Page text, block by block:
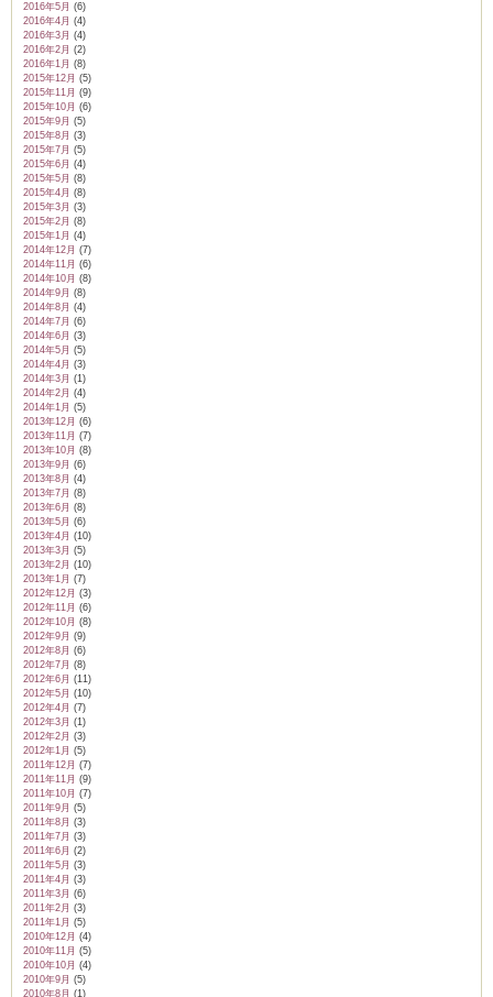
2016年5月 (6)
2016年4月 (4)
2016年3月 (4)
2016年2月 (2)
2016年1月 (8)
2015年12月 (5)
2015年11月 (9)
2015年10月 (6)
2015年9月 (5)
2015年8月 (3)
2015年7月 (5)
2015年6月 (4)
2015年5月 (8)
2015年4月 (8)
2015年3月 (3)
2015年2月 (8)
2015年1月 (4)
2014年12月 (7)
2014年11月 (6)
2014年10月 (8)
2014年9月 (8)
2014年8月 (4)
2014年7月 (6)
2014年6月 (3)
2014年5月 (5)
2014年4月 (3)
2014年3月 (1)
2014年2月 (4)
2014年1月 (5)
2013年12月 (6)
2013年11月 (7)
2013年10月 (8)
2013年9月 (6)
2013年8月 (4)
2013年7月 (8)
2013年6月 (8)
2013年5月 (6)
2013年4月 (10)
2013年3月 (5)
2013年2月 (10)
2013年1月 (7)
2012年12月 (3)
2012年11月 (6)
2012年10月 (8)
2012年9月 (9)
2012年8月 (6)
2012年7月 (8)
2012年6月 (11)
2012年5月 (10)
2012年4月 (7)
2012年3月 (1)
2012年2月 (3)
2012年1月 (5)
2011年12月 (7)
2011年11月 (9)
2011年10月 (7)
2011年9月 (5)
2011年8月 (3)
2011年7月 (3)
2011年6月 (2)
2011年5月 (3)
2011年4月 (3)
2011年3月 (6)
2011年2月 (3)
2011年1月 (5)
2010年12月 (4)
2010年11月 (5)
2010年10月 (4)
2010年9月 (5)
2010年8月 (1)